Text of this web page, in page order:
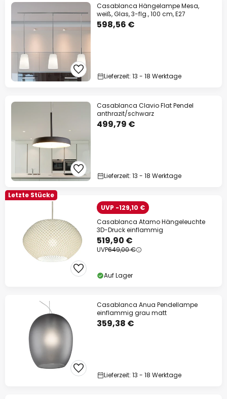
Casablanca Hängelampe Mesa,
weiß, Glas, 3-flg., 100 cm, E27
598,56 €
Lieferzeit: 13 - 18 Werktage
Casablanca Clavio Flat Pendel
anthrazit/schwarz
499,79 €
Lieferzeit: 13 - 18 Werktage
Letzte Stücke
UVP -129,10 €
Casablanca Atamo Hängeleuchte
3D-Druck einflammig
519,90 €
UVP649,00 €
Auf Lager
Casablanca Anua Pendellampe
einflammig grau matt
359,38 €
Lieferzeit: 13 - 18 Werktage